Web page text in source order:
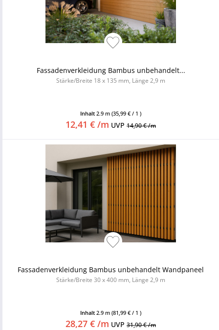
Fassadenverkleidung Bambus unbehandelt...
Stärke/Breite 18 x 135 mm, Länge 2,9 m
Inhalt 2.9 m (35,99 € / 1 )
12,41 € /m UVP 14,90 € /m
Fassadenverkleidung Bambus unbehandelt Wandpaneel
Stärke/Breite 30 x 400 mm, Länge 2,9 m
Inhalt 2.9 m (81,99 € / 1 )
28,27 € /m UVP 31,90 € /m